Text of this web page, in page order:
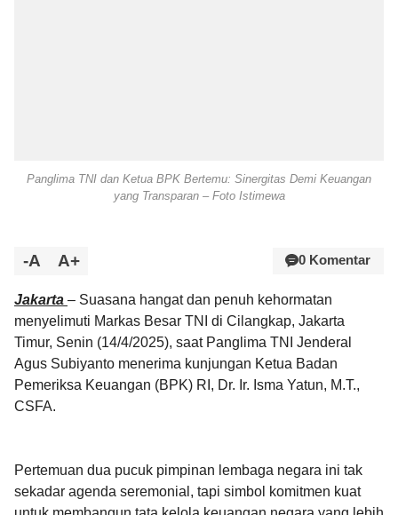
Panglima TNI dan Ketua BPK Bertemu: Sinergitas Demi Keuangan
yang Transparan – Foto Istimewa
-A A+ 0 Komentar
Jakarta – Suasana hangat dan penuh kehormatan
menyelimuti Markas Besar TNI di Cilangkap, Jakarta
Timur, Senin (14/4/2025), saat Panglima TNI Jenderal
Agus Subiyanto menerima kunjungan Ketua Badan
Pemeriksa Keuangan (BPK) RI, Dr. Ir. Isma Yatun, M.T.,
CSFA.
Pertemuan dua pucuk pimpinan lembaga negara ini tak
sekadar agenda seremonial, tapi simbol komitmen kuat